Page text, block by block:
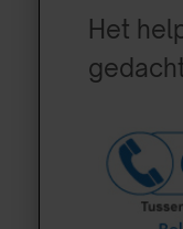
Het